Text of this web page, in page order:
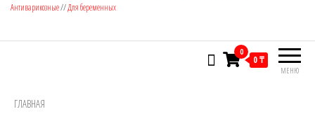
Антиварикозные//Для беременных
МЕНЮ
0
0 ₸
ГЛАВНАЯ